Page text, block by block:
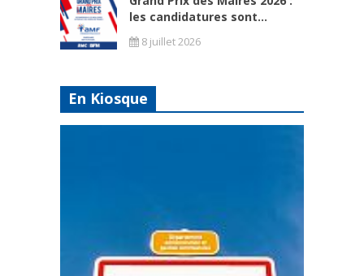
les candidatures sont...
8 juillet 2026
En Kiosque